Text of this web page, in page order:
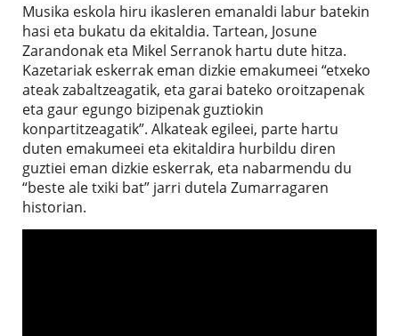
Musika eskola hiru ikasleren emanaldi labur batekin
hasi eta bukatu da ekitaldia. Tartean, Josune
Zarandonak eta Mikel Serranok hartu dute hitza.
Kazetariak eskerrak eman dizkie emakumeei “etxeko
ateak zabaltzeagatik, eta garai bateko oroitzapenak
eta gaur egungo bizipenak guztiokin
konpartitzeagatik”. Alkateak egileei, parte hartu
duten emakumeei eta ekitaldira hurbildu diren
guztiei eman dizkie eskerrak, eta nabarmendu du
“beste ale txiki bat” jarri dutela Zumarragaren
historian.